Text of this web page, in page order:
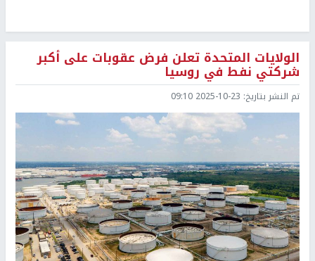
الولايات المتحدة تعلن فرض عقوبات على أكبر
شركتي نفط في روسيا
تم النشر بتاريخ: 2025-10-23 09:10